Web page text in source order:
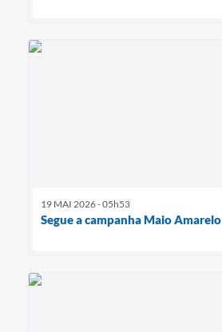
19 MAI 2026 - 05h53
Segue a campanha Maio Amarelo